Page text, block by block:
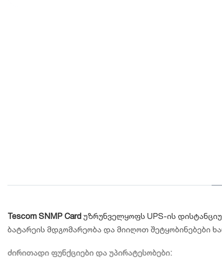
Tescom SNMP Card უზრუნველყოფს UPS-ის
ბატარეის მდგომარეობა და მიიღოთ შეტყობინებები
ძირითადი ფუნქციები და უპირატესობები: